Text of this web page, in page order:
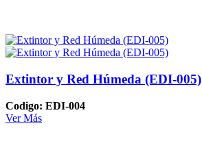
Extintor y Red Húmeda (EDI-005)
Codigo: EDI-004
Ver Más